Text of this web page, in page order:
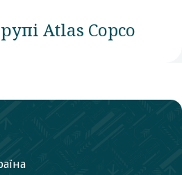
Atlas Copco